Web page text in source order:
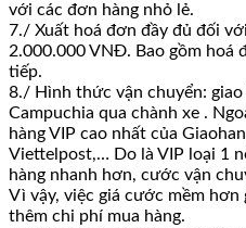
với các đơn hàng nhỏ lẻ.
7./ Xuất hoá đơn đầy đủ đối
2.000.000 VNĐ. Bao gồm hoá
tiếp.
8./ Hình thức vận chuyển:
Campuchia qua chành xe .
hàng VIP cao nhất của
Viettelpost,… Do là VIP loại 1
hàng nhanh hơn, cước vận
Vì vậy, việc giá cước mềm hơn
thêm chi phí mua hàng.